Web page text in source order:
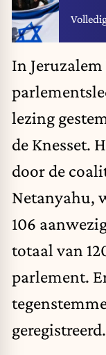
In
lezing
de Knesset.
door de
Netanyahu,
106
totaal van
parlement.
geregistreerd.